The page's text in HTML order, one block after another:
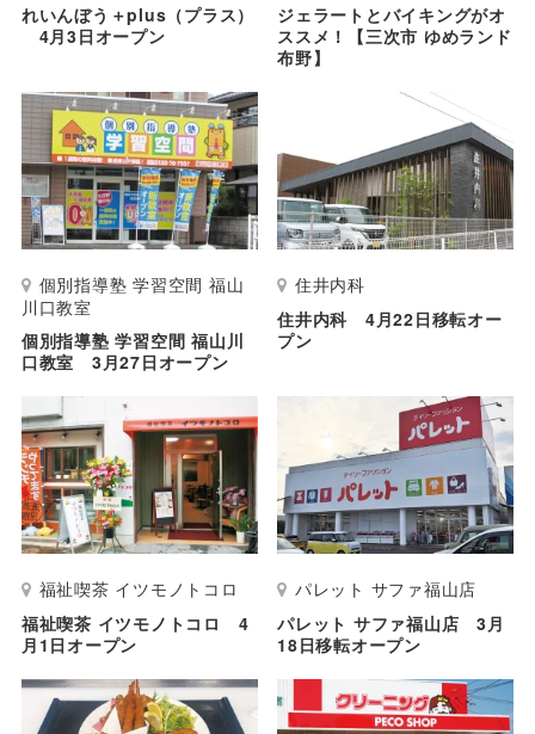
れいんぼう＋plus（プラス）
4月3日オープン
ジェラートとバイキングがオ
ススメ！【三次市 ゆめランド
布野】
個別指導塾 学習空間 福山
川口教室
個別指導塾 学習空間 福山川
口教室 3月27日オープン
住井内科
住井内科 4月22日移転オー
プン
福祉喫茶 イツモノトコロ
福祉喫茶 イツモノトコロ 4
月1日オープン
パレット サファ福山店
パレット サファ福山店 3月
18日移転オープン